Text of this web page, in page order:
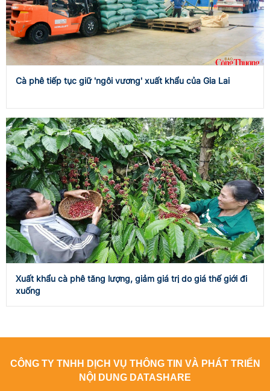
Cà phê tiếp tục giữ 'ngôi vương' xuất khẩu của Gia Lai
Xuất khẩu cà phê tăng lượng, giảm giá trị do giá thế giới đi
xuống
CÔNG TY TNHH DỊCH VỤ THÔNG TIN VÀ PHÁT TRIỂN
NỘI DUNG DATASHARE